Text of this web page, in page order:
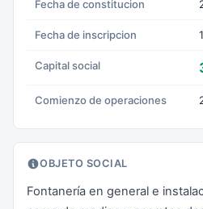
Fecha de constitucion
Fecha de inscripcion
Capital social
Comienzo de operaciones
OBJETO SOCIAL
Fontanería en general e